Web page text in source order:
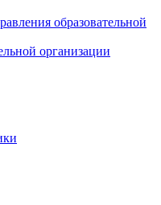
образовательной
организации